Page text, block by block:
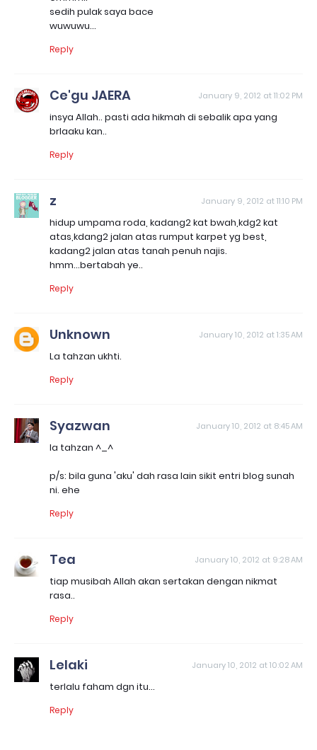
sedih pulak saya bace
wuwuwu...
Reply
Ce'gu JAERA January 9, 2012 at 11:02 PM
insya Allah.. pasti ada hikmah di sebalik apa yang
brlaaku kan..
Reply
z January 9, 2012 at 11:10 PM
hidup umpama roda, kadang2 kat bwah,kdg2 kat
atas,kdang2 jalan atas rumput karpet yg best,
kadang2 jalan atas tanah penuh najis.
hmm...bertabah ye..
Reply
Unknown January 10, 2012 at 1:35 AM
La tahzan ukhti.
Reply
Syazwan January 10, 2012 at 8:45 AM
la tahzan ^_^
p/s: bila guna 'aku' dah rasa lain sikit entri blog sunah
ni. ehe
Reply
Tea January 10, 2012 at 9:28 AM
tiap musibah Allah akan sertakan dengan nikmat
rasa..
Reply
Lelaki January 10, 2012 at 10:02 AM
terlalu faham dgn itu...
Reply